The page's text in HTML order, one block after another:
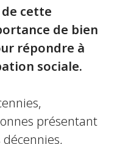
cette
de bien
répondre à
sociale.
présentant